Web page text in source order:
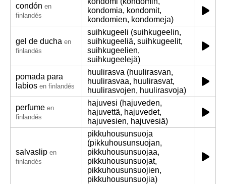
condón en
finlandés
kondomia, kondomit,
kondomien, kondomeja)
gel de ducha en
finlandés
suihkugeeli (suihkugeelin,
suihkugeeliä, suihkugeelit,
suihkugeelien,
suihkugeelejä)
pomada para
labios en finlandés
huulirasva (huulirasvan,
huulirasvaa, huulirasvat,
huulirasvojen, huulirasvoja)
perfume en
finlandés
hajuvesi (hajuveden,
hajuvettä, hajuvedet,
hajuvesien, hajuvesiä)
salvaslip en
finlandés
pikkuhousunsuoja
(pikkuhousunsuojan,
pikkuhousunsuojaa,
pikkuhousunsuojat,
pikkuhousunsuojien,
pikkuhousunsuojia)